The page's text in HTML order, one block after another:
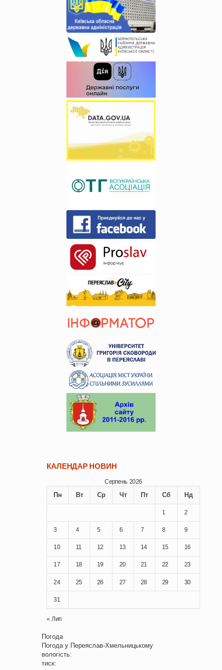
КАЛЕНДАР НОВИН
Серпень 2026
Пн Вт Ср Чт Пт Сб Нд
1 2
3 4 5 6 7 8 9
10 11 12 13 14 15 16
17 18 19 20 21 22 23
24 25 26 27 28 29 30
31
« Лип
Погода
Погода у Переяслав-Хмельницькому
вологість:
тиск: